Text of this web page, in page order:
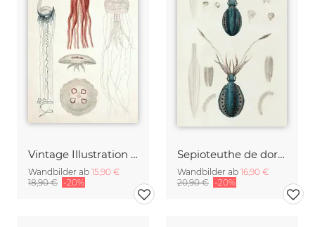
Vintage Illustration von Quallenarten
Wandbilder ab 15,90 €
18,90 € -20%
Sepioteuthe de dorei / Sepioteuthe lunule
Wandbilder ab 16,90 €
20,90 € -20%